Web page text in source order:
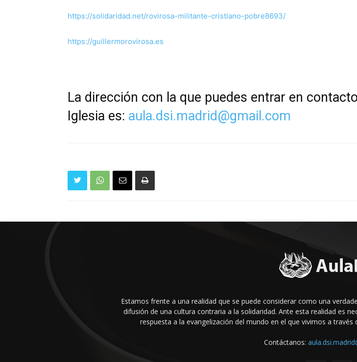
https://solidaridad.net/rovirosa-militante-cristiano-pobre8693/
https://guillermorovirosa.es
La dirección con la que puedes entrar en
Iglesia es: aula.dsi.madrid@gmail.com
Estamos frente a una realidad que se puede considerar como una
difusión de una cultura contraria a la solidaridad. Ante esta realidad es
respuesta a la evangelización del mundo en el que vivi­mos a
Contáctanos: